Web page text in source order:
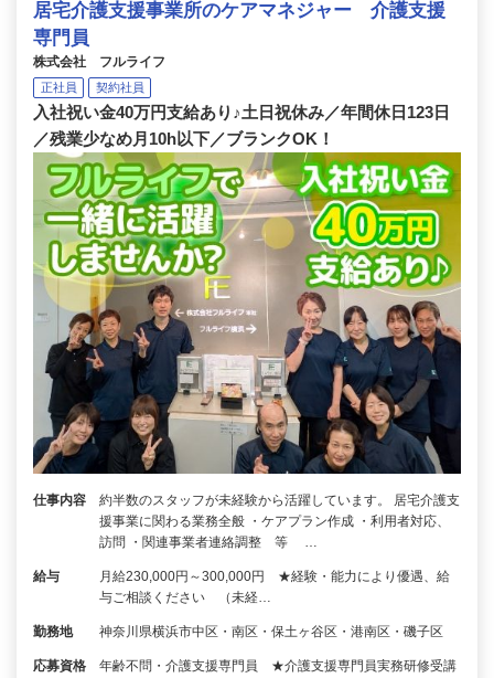
居宅介護支援事業所のケアマネジャー 介護支援
専門員
株式会社 フルライフ
正社員 契約社員
入社祝い金40万円支給あり♪土日祝休み／年間休日123日
／残業少なめ月10h以下／ブランクOK！
仕事内容
約半数のスタッフが未経験から活躍しています。 居宅介護支
援事業に関わる業務全般 ・ケアプラン作成 ・利用者対応、
訪問 ・関連事業者連絡調整 等 …
給与
月給230,000円～300,000円 ★経験・能力により優遇、給
与ご相談ください （未経…
勤務地 神奈川県横浜市中区・南区・保土ヶ谷区・港南区・磯子区
応募資格
年齢不問・介護支援専門員 ★介護支援専門員実務研修受講